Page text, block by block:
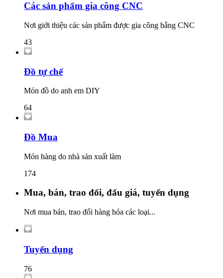
Các sản phẩm gia công CNC
Nơi giới thiệu các sản phẩm được gia công bằng CNC
43
Đồ tự chế
Món đồ do anh em DIY
64
Đồ Mua
Món hàng do nhà sản xuất làm
174
Mua, bán, trao đổi, đấu giá, tuyển dụng
Nơi mua bán, trao đổi hàng hóa các loại...
Tuyển dụng
76